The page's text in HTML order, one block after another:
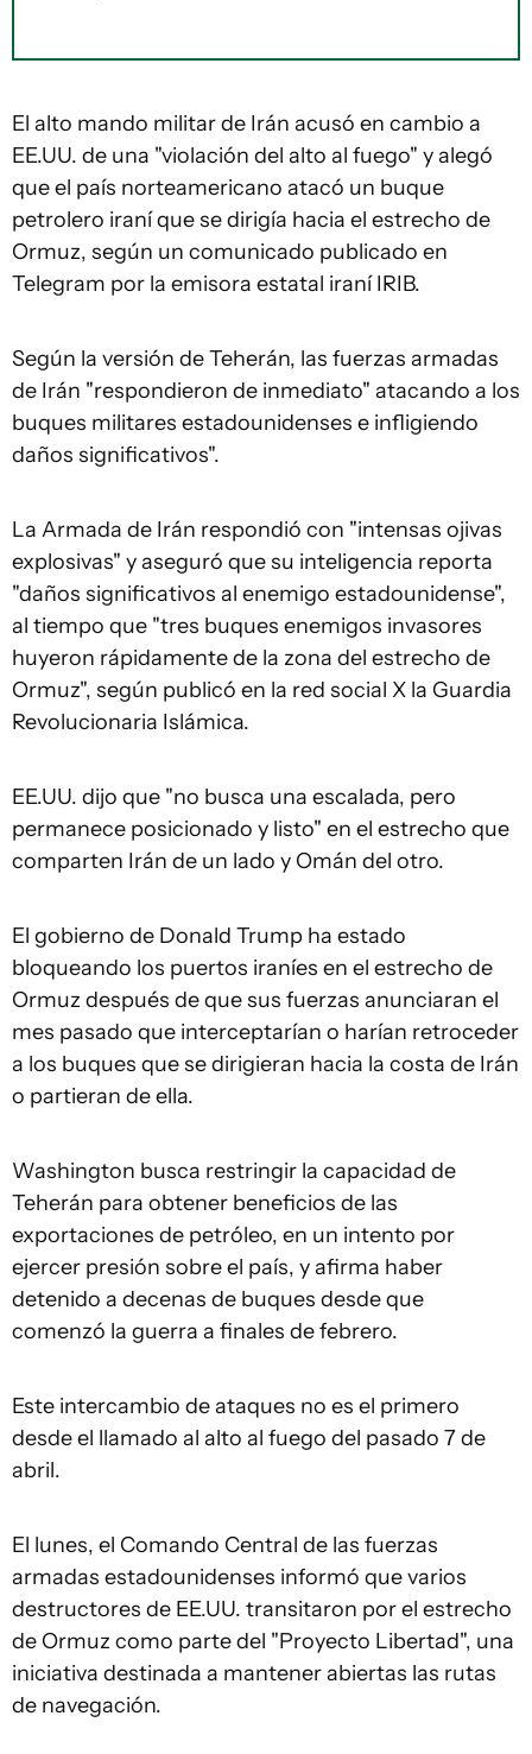
El alto mando militar de Irán acusó en cambio a
EE.UU. de una "violación del alto al fuego" y alegó
que el país norteamericano atacó un buque
petrolero iraní que se dirigía hacia el estrecho de
Ormuz, según un comunicado publicado en
Telegram por la emisora estatal iraní IRIB.
Según la versión de Teherán, las fuerzas armadas
de Irán "respondieron de inmediato" atacando a los
buques militares estadounidenses e infligiendo
daños significativos".
La Armada de Irán respondió con "intensas ojivas
explosivas" y aseguró que su inteligencia reporta
"daños significativos al enemigo estadounidense",
al tiempo que "tres buques enemigos invasores
huyeron rápidamente de la zona del estrecho de
Ormuz", según publicó en la red social X la Guardia
Revolucionaria Islámica.
EE.UU. dijo que "no busca una escalada, pero
permanece posicionado y listo" en el estrecho que
comparten Irán de un lado y Omán del otro.
El gobierno de Donald Trump ha estado
bloqueando los puertos iraníes en el estrecho de
Ormuz después de que sus fuerzas anunciaran el
mes pasado que interceptarían o harían retroceder
a los buques que se dirigieran hacia la costa de Irán
o partieran de ella.
Washington busca restringir la capacidad de
Teherán para obtener beneficios de las
exportaciones de petróleo, en un intento por
ejercer presión sobre el país, y afirma haber
detenido a decenas de buques desde que
comenzó la guerra a finales de febrero.
Este intercambio de ataques no es el primero
desde el llamado al alto al fuego del pasado 7 de
abril.
El lunes, el Comando Central de las fuerzas
armadas estadounidenses informó que varios
destructores de EE.UU. transitaron por el estrecho
de Ormuz como parte del "Proyecto Libertad", una
iniciativa destinada a mantener abiertas las rutas
de navegación.